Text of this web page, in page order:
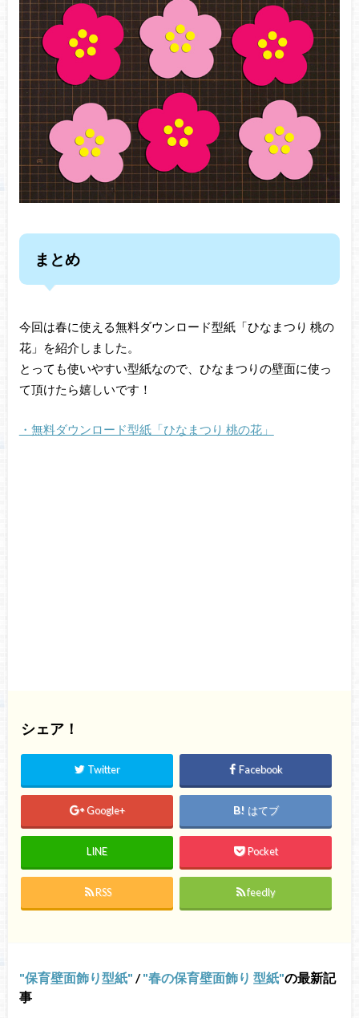
まとめ
今回は春に使える無料ダウンロード型紙「ひなまつり 桃の
花」を紹介しました。
とっても使いやすい型紙なので、ひなまつりの壁面に使っ
て頂けたら嬉しいです！
・無料ダウンロード型紙「ひなまつり 桃の花」
シェア！
Twitter Facebook
Google+ はてブ
LINE Pocket
RSS feedly
保育壁面飾り型紙 / 春の保育壁面飾り 型紙 の最新記
事